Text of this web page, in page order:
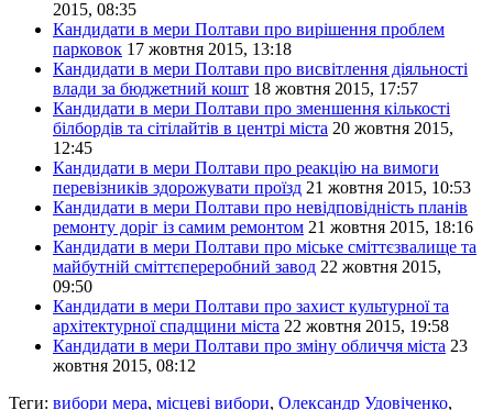
2015, 08:35
Кандидати в мери Полтави про вирішення проблем
парковок 17 жовтня 2015, 13:18
Кандидати в мери Полтави про висвітлення діяльності
влади за бюджетний кошт 18 жовтня 2015, 17:57
Кандидати в мери Полтави про зменшення кількості
білбордів та сітілайтів в центрі міста 20 жовтня 2015,
12:45
Кандидати в мери Полтави про реакцію на вимоги
перевізників здорожувати проїзд 21 жовтня 2015, 10:53
Кандидати в мери Полтави про невідповідність планів
ремонту доріг із самим ремонтом 21 жовтня 2015, 18:16
Кандидати в мери Полтави про міське сміттєзвалище та
майбутній сміттєпереробний завод 22 жовтня 2015,
09:50
Кандидати в мери Полтави про захист культурної та
архітектурної спадщини міста 22 жовтня 2015, 19:58
Кандидати в мери Полтави про зміну обличчя міста 23
жовтня 2015, 08:12
Теги: вибори мера, місцеві вибори, Олександр Удовіченко,